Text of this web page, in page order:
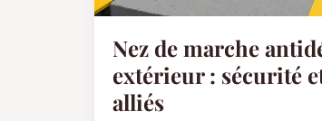
Nez de marche
extérieur : sécurité
alliés